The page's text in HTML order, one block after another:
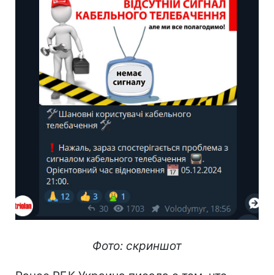
Фото: скриншот